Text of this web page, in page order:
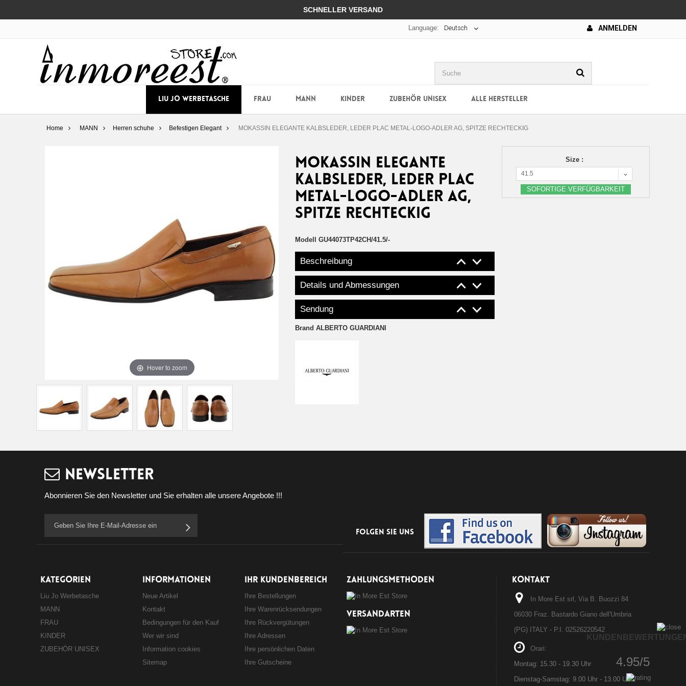
SCHNELLER VERSAND
ANMELDEN
Language: Deutsch
LIU JO WERBETASCHE FRAU MANN KINDER ZUBEHÖR UNISEX ALLE HERSTELLER
Home MANN Herren schuhe Befestigen Elegant MOKASSIN ELEGANTE KALBSLEDER, LEDER PLAC METAL-LOGO-ADLER AG, SPITZE RECHTECKIG
Hover to zoom
MOKASSIN ELEGANTE
KALBSLEDER, LEDER PLAC
METAL-LOGO-ADLER AG,
SPITZE RECHTECKIG
Modell GU44073TP42CH/41.5/-
Beschreibung
Details und Abmessungen
Sendung
Brand ALBERTO GUARDIANI
Size :
41.5
SOFORTIGE VERFÜGBARKEIT
Newsletter
Abonnieren Sie den Newsletter und Sie erhalten alle unsere Angebote !!!
Folgen Sie uns
KATEGORIEN
Liu Jo Werbetasche
MANN
FRAU
KINDER
ZUBEHÖR UNISEX
INFORMATIONEN
Neue Artikel
Kontakt
Bedingungen für den Kauf
Wer wir sind
Information cookies
Sitemap
IHR KUNDENBEREICH
Ihre Bestellungen
Ihre Warenrücksendungen
Ihre Rückvergütungen
Ihre Adressen
Ihre persönlichen Daten
Ihre Gutscheine
ZAHLUNGSMETHODEN
VERSANDARTEN
KONTAKT
In More Est srl, Via B. Buozzi 84
06030 Fraz. Bastardo Giano dell'Umbria
(PG) ITALY - P.I. 02526220542
Orari:
Montag: 15.30 - 19.30 Uhr
Dienstag-Samstag: 9.00 Uhr - 13.00 Uhr /
4.95/5